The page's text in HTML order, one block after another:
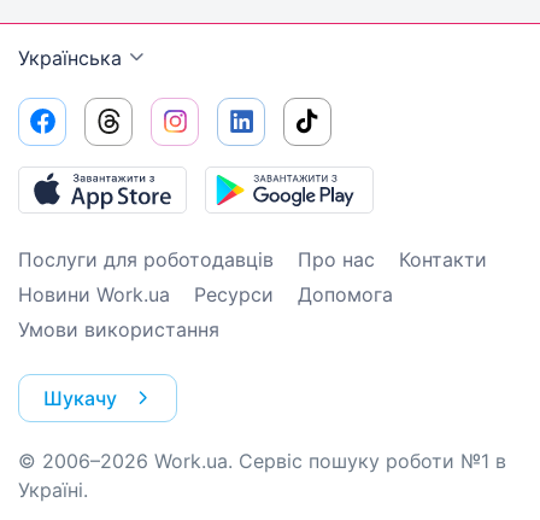
Українська
Послуги для роботодавців Про нас
Контакти
Новини Work.ua
Ресурси
Допомога
Умови використання
Шукачу
© 2006–2026 Work.ua. Сервіс пошуку роботи №1 в
Україні.